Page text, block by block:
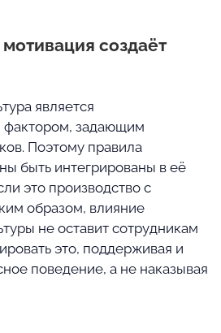
создаёт
является
задающим
Поэтому правила
быть интегрированы в её
это производство с
образом, влияние
не оставит сотрудникам
это, поддерживая и
поведение, а не наказывая